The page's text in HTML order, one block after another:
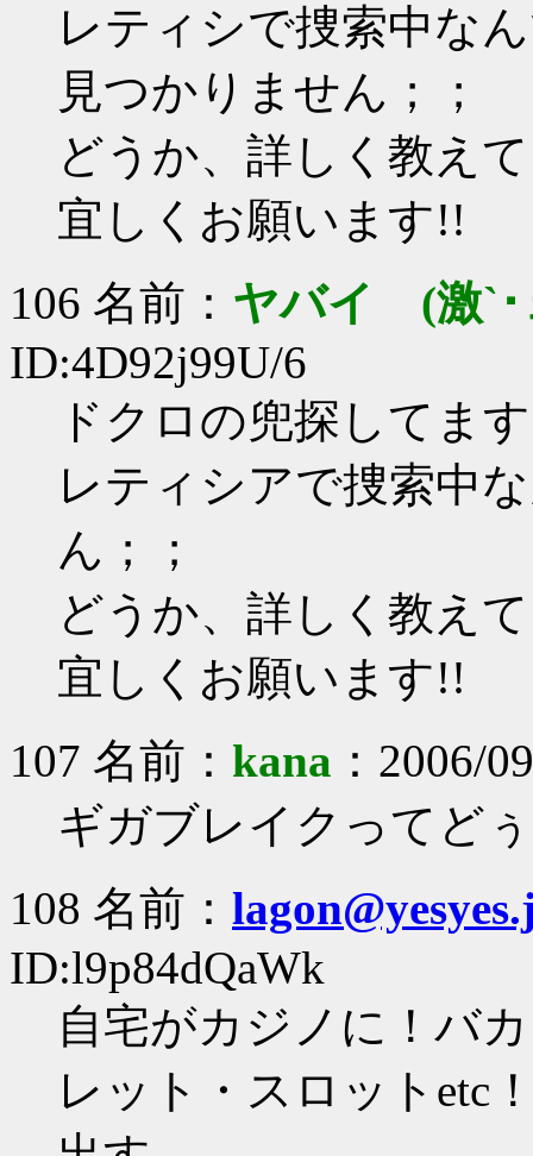
レティシで捜索中な
見つかりません；；
どうか、詳しく教え
宜しくお願います!!
106 名前： ヤバイ (激`･
ID:4D92j99U/6
ドクロの兜探して
レティシアで捜索中
ん；；
どうか、詳しく教え
宜しくお願います!!
107 名前： kana ：2006/
ギガブレイクってど
108 名前：
ID:l9p84dQaWk
自宅がカジノに！バ
レット・スロットetc